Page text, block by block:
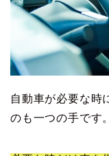
自動車が必要な時
のも一つの手です。